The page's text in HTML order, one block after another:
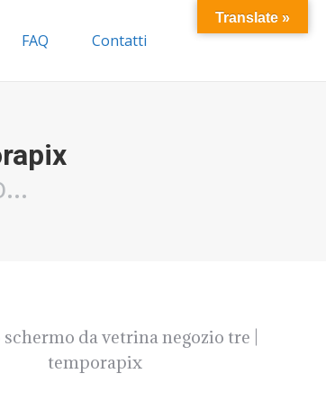
FAQ Contatti
da vetrina negozio tre |
temporapix
Translate »